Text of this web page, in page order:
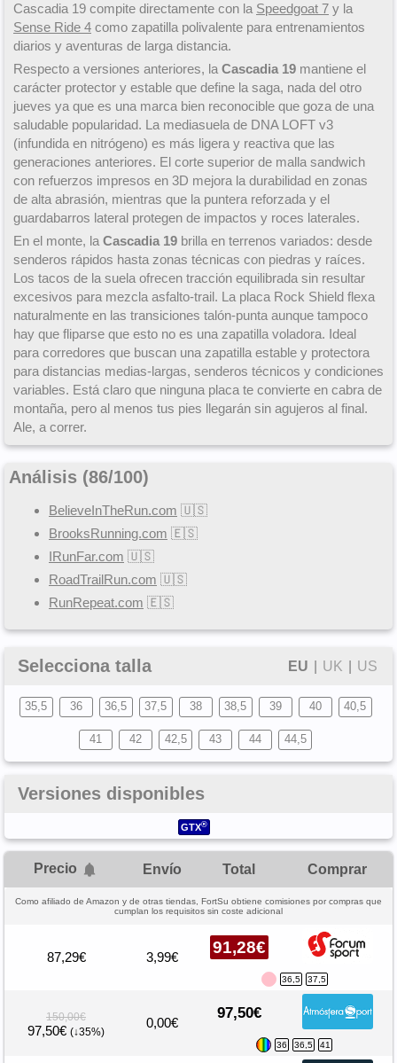
Cascadia 19 compite directamente con la Speedgoat 7 y la
Sense Ride 4 como zapatilla polivalente para entrenamientos
diarios y aventuras de larga distancia.
Respecto a versiones anteriores, la Cascadia 19 mantiene el
carácter protector y estable que define la saga, nada del otro
jueves ya que es una marca bien reconocible que goza de una
saludable popularidad. La mediasuela de DNA LOFT v3
(infundida en nitrógeno) es más ligera y reactiva que las
generaciones anteriores. El corte superior de malla sandwich
con refuerzos impresos en 3D mejora la durabilidad en zonas
de alta abrasión, mientras que la puntera reforzada y el
guardabarros lateral protegen de impactos y roces laterales.
En el monte, la Cascadia 19 brilla en terrenos variados: desde
senderos rápidos hasta zonas técnicas con piedras y raíces.
Los tacos de la suela ofrecen tracción equilibrada sin resultar
excesivos para mezcla asfalto-trail. La placa Rock Shield flexa
naturalmente en las transiciones talón-punta aunque tampoco
hay que fliparse que esto no es una zapatilla voladora. Ideal
para corredores que buscan una zapatilla estable y protectora
para distancias medias-largas, senderos técnicos y condiciones
variables. Está claro que ninguna placa te convierte en cabra de
montaña, pero al menos tus pies llegarán sin agujeros al final.
Ale, a correr.
Análisis (86/100)
BelieveInTheRun.com 🇺🇸
BrooksRunning.com 🇪🇸
IRunFar.com 🇺🇸
RoadTrailRun.com 🇺🇸
RunRepeat.com 🇪🇸
Selecciona talla EU UK US
35,5 36 36,5 37,5 38 38,5 39 40 40,5
41 42 42,5 43 44 44,5
Versiones disponibles
GTX®
Precio Envío Total Comprar
Como afiliado de Amazon y de otras tiendas, FortSu obtiene comisiones por compras que
cumplan los requisitos sin coste adicional
87,29€ 3,99€
91,28€
36,5 37,5
150,00€
97,50€ (↓35%)
0,00€
97,50€
36 36,5 41